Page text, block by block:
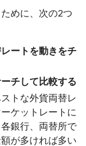
めに、次の2つ
ートを動きをチ
チして比較する
トな外貨両替レ
ケットレートに
銀行、両替所で
が多ければ多い